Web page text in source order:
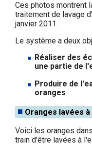
Ces photos montrent
traitement de lavage
janvier 2011.
Le système a deux
Réaliser des
une partie de
Produire de
oranges
Oranges lavées
Voici les oranges
train d'être lavées à